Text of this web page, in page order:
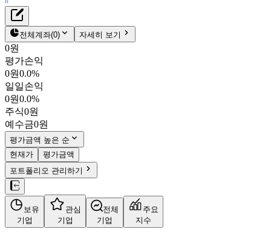
코오롱인더
58,600원
120110
KOSPI
시가총액
PBR0.46
PER19.92
fPER 10.14
배당수익률2.73%
자사주비율0.03%
결산월12월
26.06
(
예상치 대비+1.1%
+37.0%
재무정보
펀더멘탈
밸류에이션
주주환원
컨센서스
주식정보
전체계좌(0) 자세히 보기
0원
평가손익
0원0.0%
일일손익
0원0.0%
주식0원
예수금0원
평가금액 높은 순
현재가
평가금액
포트폴리오 관리하기
보유
기업
관심
기업
전체
기업
주요
지수